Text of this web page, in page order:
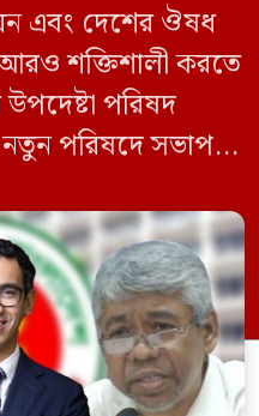
এবং দেশের ঔষধ
আরও শক্তিশালী করতে
পরিষদ
পরিষদে সভাপতি
থাকবেন স্বাস্থ্য ও
সচিব। একই সঙ্গে
বিনিয়োগ উন্নয়ন
চেয়ারম্যান এবং